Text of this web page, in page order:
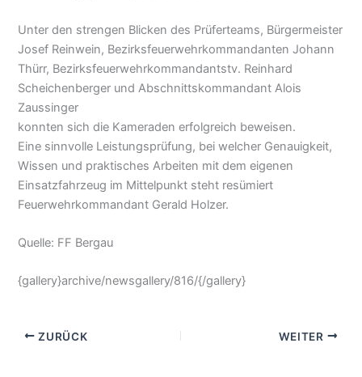
Unter den strengen Blicken des Prüferteams, Bürgermeister
Josef Reinwein, Bezirksfeuerwehrkommandanten Johann
Thürr, Bezirksfeuerwehrkommandantstv. Reinhard
Scheichenberger und Abschnittskommandant Alois
Zaussinger
konnten sich die Kameraden erfolgreich beweisen.
Eine sinnvolle Leistungsprüfung, bei welcher Genauigkeit,
Wissen und praktisches Arbeiten mit dem eigenen
Einsatzfahrzeug im Mittelpunkt steht resümiert
Feuerwehrkommandant Gerald Holzer.
Quelle: FF Bergau
{gallery}archive/newsgallery/816/{/gallery}
ZURÜCK WEITER